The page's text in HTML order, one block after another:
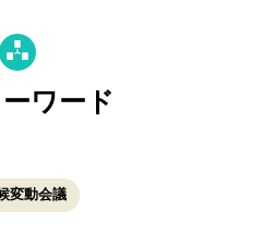
ワード
変動会議